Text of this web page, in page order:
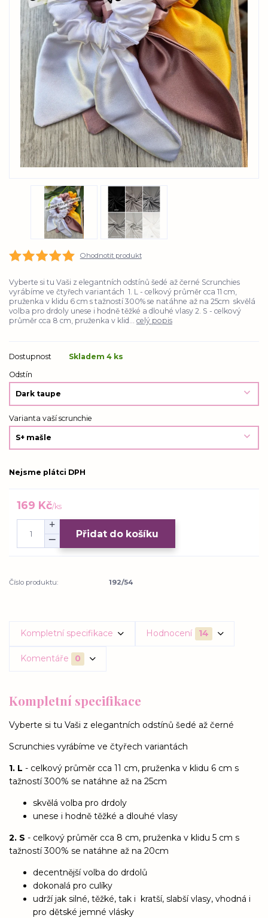
Ohodnotit produkt
Vyberte si tu Vaši z elegantních odstínů šedé až černé Scrunchies
vyrábíme ve čtyřech variantách 1. L - celkový průměr cca 11 cm,
pruženka v klidu 6 cm s tažností 300% se natáhne až na 25cm skvělá
volba pro drdoly unese i hodně těžké a dlouhé vlasy 2. S - celkový
průměr cca 8 cm, pruženka v klid... celý popis
Dostupnost
Skladem 4 ks
Odstín
Varianta vaší scrunchie
Nejsme plátci DPH
169 Kč/ks
Přidat do košíku
Číslo produktu: 192/54
Kompletní specifikace Hodnocení 14
Komentáře 0
Kompletní specifikace
Vyberte si tu Vaši z elegantních odstínů šedé až černé
Scrunchies vyrábíme ve čtyřech variantách
1. L - celkový průměr cca 11 cm, pruženka v klidu 6 cm s
tažností 300% se natáhne až na 25cm
skvělá volba pro drdoly
unese i hodně těžké a dlouhé vlasy
2. S - celkový průměr cca 8 cm, pruženka v klidu 5 cm s
tažností 300% se natáhne až na 20cm
decentnější volba do drdolů
dokonalá pro culíky
udrží jak silné, těžké, tak i kratší, slabší vlasy, vhodná i
pro dětské jemné vlásky